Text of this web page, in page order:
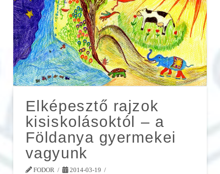
Elképesztő rajzok
kisiskolásoktól – a
Földanya gyermekei
vagyunk
FODOR
2014-03-19